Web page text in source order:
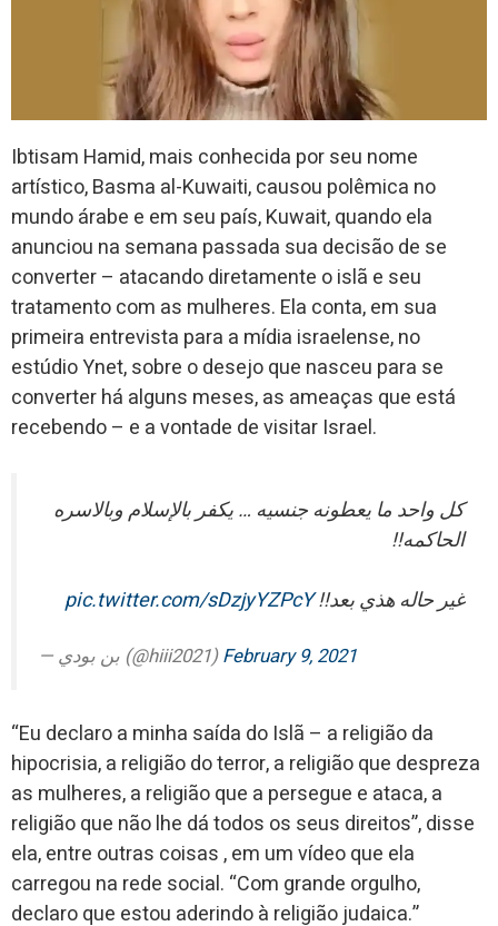
Ibtisam Hamid, mais conhecida por seu nome
artístico, Basma al-Kuwaiti, causou polêmica no
mundo árabe e em seu país, Kuwait, quando ela
anunciou na semana passada sua decisão de se
converter – atacando diretamente o islã e seu
tratamento com as mulheres. Ela conta, em sua
primeira entrevista para a mídia israelense, no
estúdio Ynet, sobre o desejo que nasceu para se
converter há alguns meses, as ameaças que está
recebendo – e a vontade de visitar Israel.
كل واحد ما يعطونه جنسيه … يكفر بالإسلام وبالاسره
الحاكمه!!
غير حاله هذي بعد!!pic.twitter.com/sDzjyYZPcY
— بن بودي (@hiii2021)February 9, 2021
“Eu declaro a minha saída do Islã – a religião da
hipocrisia, a religião do terror, a religião que despreza
as mulheres, a religião que a persegue e ataca, a
religião que não lhe dá todos os seus direitos”, disse
ela, entre outras coisas , em um vídeo que ela
carregou na rede social. “Com grande orgulho,
declaro que estou aderindo à religião judaica.”